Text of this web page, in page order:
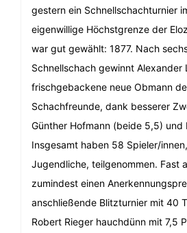
gestern ein Schnellschachturnier
eigenwillige Höchstgrenze der
war gut gewählt: 1877. Nach
Schnellschach gewinnt Alexander
frischgebackene neue Obmann
Schachfreunde, dank besserer
Günther Hofmann (beide 5,5) und
Insgesamt haben 58 Spieler/
Jugendliche, teilgenommen. Fast
zumindest einen
anschließende Blitzturnier mit 40
Robert Rieger hauchdünn mit 7,5